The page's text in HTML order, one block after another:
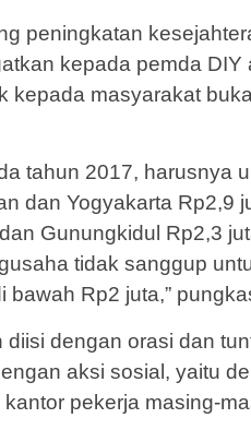
peningkatan
kepada pemda DIY
kepada masyarakat
tahun 2017, harusnya
dan Yogyakarta Rp2,9
Gunungkidul Rp2,3
tidak sanggup
bawah Rp2 juta,”
dengan orasi dan
aksi sosial, yaitu
pekerja masing-